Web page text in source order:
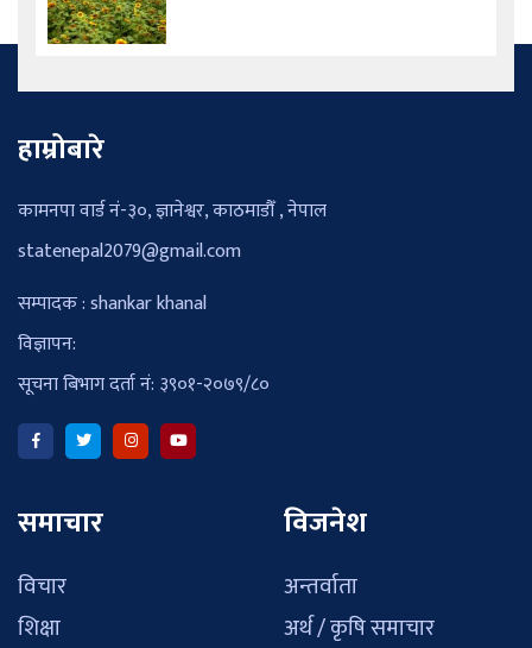
हाम्रोबारे
कामनपा वार्ड नं-३०, ज्ञानेश्वर, काठमाडौँ , नेपाल
statenepal2079@gmail.com
सम्पादक : shankar khanal
विज्ञापन:
सूचना बिभाग दर्ता नं: ३९०१-२०७९/८०
समाचार
विचार
शिक्षा
विजनेश
अन्तर्वाता
अर्थ / कृषि समाचार